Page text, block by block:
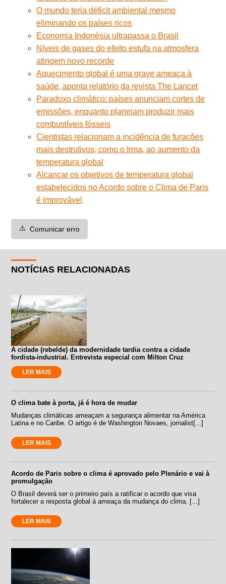
O mundo teria déficit ambiental mesmo
eliminando os países ricos
Economia Indonésia ultrapassa o Brasil
Níveis de gases do efeito estufa na atmosfera
atingem novo recorde
Aquecimento global é uma grave ameaça à
saúde, aponta relatório da revista The Lancet
Paradoxo climático: países anunciam cortes de
emissões, enquanto planejam produzir mais
combustíveis fósseis
Cientistas relacionam a incidência de furacões
mais destrutivos, como o Irma, ao aumento da
temperatura global
Alcançar os objetivos de temperatura global
estabelecidos no Acordo sobre o Clima de Paris
é improvável
⚠️ Comunicar erro
NOTÍCIAS RELACIONADAS
A cidade (rebelde) da modernidade tardia contra a cidade
fordista-industrial. Entrevista especial com Milton Cruz
LER MAIS
O clima bate à porta, já é hora de mudar
Mudanças climáticas ameaçam a segurança alimentar na América
Latina e no Caribe. O artigo é de Washington Novaes, jornalist[...]
LER MAIS
Acordo de Paris sobre o clima é aprovado pelo Plenário e vai à
promulgação
O Brasil deverá ser o primeiro país a ratificar o acordo que visa
fortalecer a resposta global à ameaça da mudança do clima, [...]
LER MAIS